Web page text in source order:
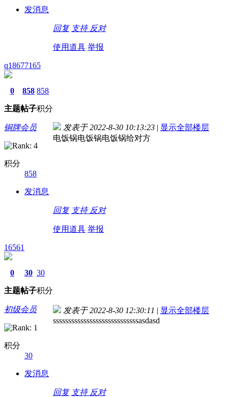
发消息
回复 支持 反对
使用道具 举报
q18677165
0
主题
858
帖子
858
积分
铜牌会员
积分
858
发消息
发表于 2022-8-30 10:13:23 | 显示全部楼层
电饭锅电饭锅电饭锅给对方
回复 支持 反对
使用道具 举报
16561
0
主题
30
帖子
30
积分
初级会员
积分
30
发消息
发表于 2022-8-30 12:30:11 | 显示全部楼层
ssssssssssssssssssssssssssssasdasd
回复 支持 反对